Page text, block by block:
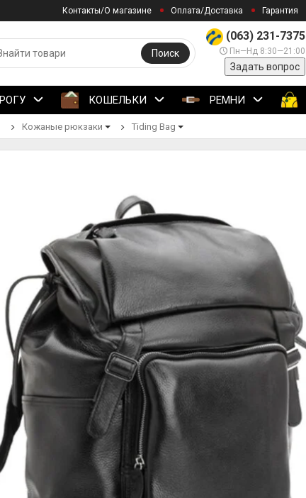
Контакты/О магазине Оплата/Доставка Гарантия
(063) 231-7375
Пн—Нд 8:30—21:00
Задать вопрос
Поиск
КОШЕЛЬКИ РЕМНИ
Кожаные рюкзаки Tiding Bag